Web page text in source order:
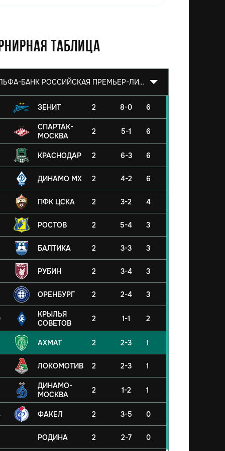
таблица
АЛЬФА-БАНК РОССИЙСКАЯ ПРЕМЬЕР-ЛИГА 2026/2027
ЗЕНИТ 2 8-0 6
СПАРТАК-
МОСКВА
2 5-1 6
КРАСНОДАР 2 6-3 6
ДИНАМО МХ 2 4-2 6
ПФК ЦСКА 2 3-2 4
РОСТОВ 2 5-4 3
БАЛТИКА 2 3-3 3
РУБИН 2 3-4 3
ОРЕНБУРГ 2 2-4 3
КРЫЛЬЯ
СОВЕТОВ
2 1-1 2
АХМАТ 2 2-3 1
ЛОКОМОТИВ 2 2-3 1
ДИНАМО-
МОСКВА
2 1-2 1
ФАКЕЛ 2 3-5 0
РОДИНА 2 2-7 0